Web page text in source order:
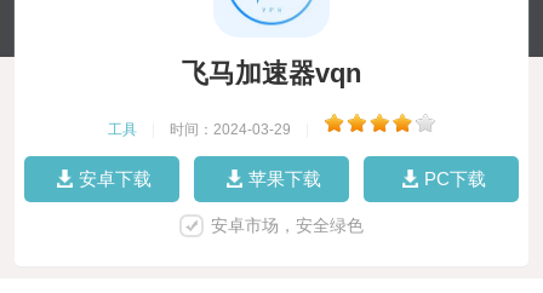
飞马加速器vqn
工具 时间：2024-03-29
安卓下载 苹果下载 PC下载
安卓市场，安全绿色